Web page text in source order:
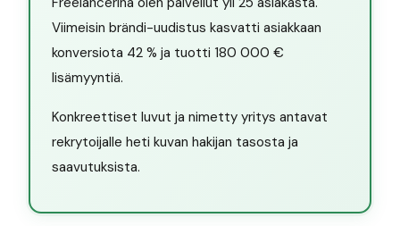
Viimeisin brändi-uudistus kasvatti asiakkaan
konversiota 42 % ja tuotti 180 000 €
lisämyyntiä.
Konkreettiset luvut ja nimetty yritys antavat
rekrytoijalle heti kuvan hakijan tasosta ja
saavutuksista.